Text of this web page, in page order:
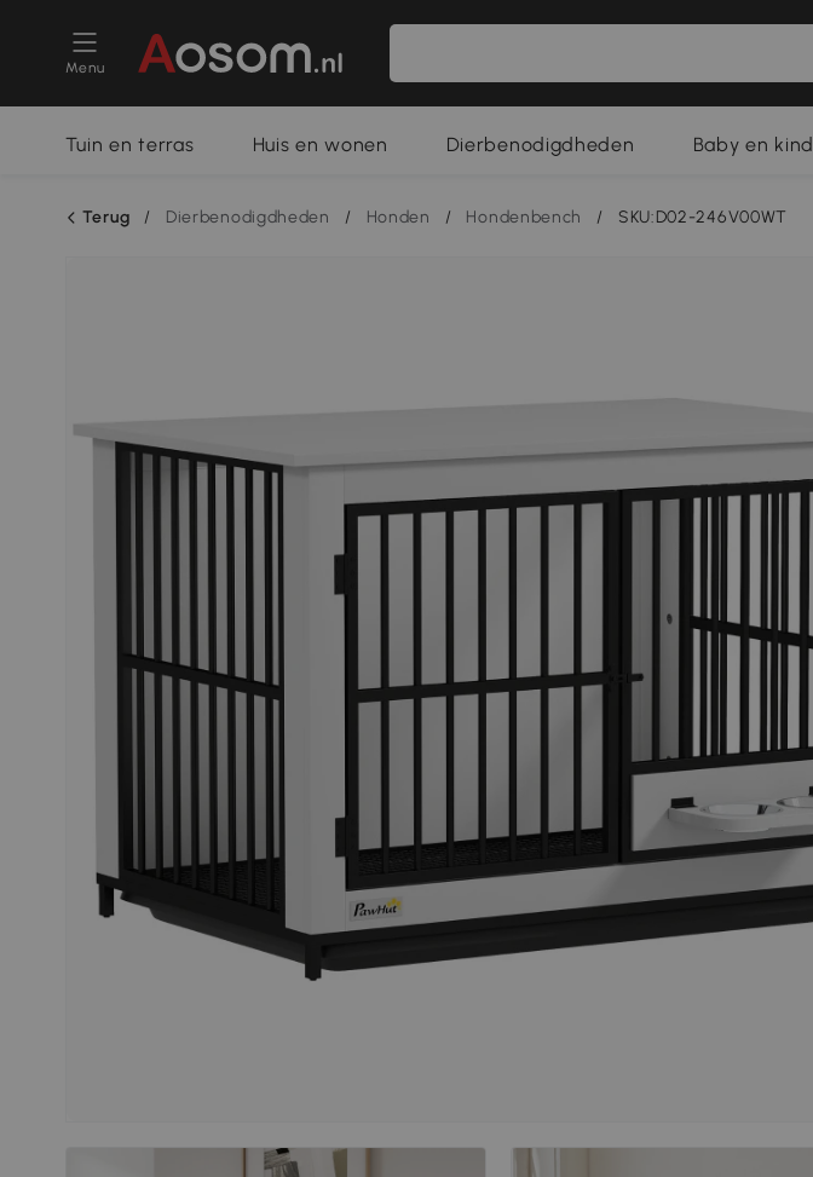
Menu
Tuin en terras Huis en wonen Dierbenodigdheden Baby en kind
Terug / Dierbenodigdheden / Honden / Hondenbench / SKU:D02-246V00WT